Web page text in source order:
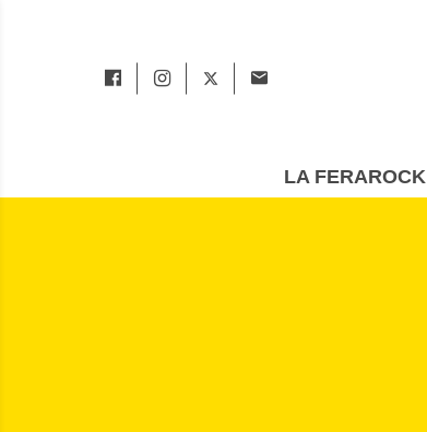
LA FERAROCK